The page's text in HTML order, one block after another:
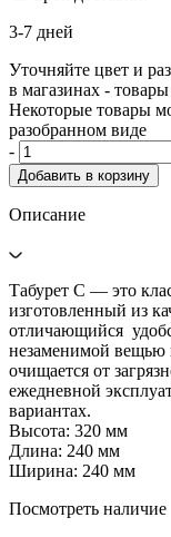
3-7 дней
Уточняйте цвет и
в магазинах -
Некоторые товары
разобранном виде
-
Добавить в корзину
Описание
Табурет С — это
изготовленный из
отличающийся
незаменимой вещью
очищается от
ежедневной
вариантах.
Высота: 320 мм
Длина: 240 мм
Ширина: 240 мм
Посмотреть наличие